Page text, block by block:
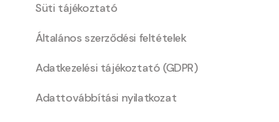
Süti tájékoztató
Általános szerződési feltételek
Adatkezelési tájékoztató (GDPR)
Adattovábbítási nyilatkozat